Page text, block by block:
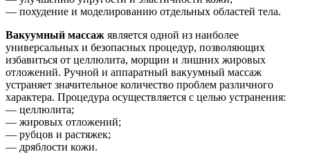
— похудение и моделированию отдельных областей тела.
Вакуумный массаж является одной из наиболее
универсальных и безопасных процедур, позволяющих
избавиться от целлюлита, морщин и лишних жировых
отложений. Ручной и аппаратный вакуумный массаж
устраняет значительное количество проблем различного
характера. Процедура осуществляется с целью устранения:
— целлюлита;
— жировых отложений;
— рубцов и растяжек;
— дряблости кожи.